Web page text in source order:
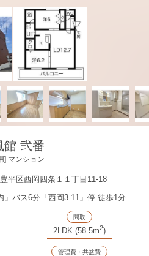
館 弐番
] マンション
平区西岡四条１１丁目11-18
」バス6分「西岡3-11」停 徒歩1分
間取
2LDK (58.5m2)
管理費・共益費